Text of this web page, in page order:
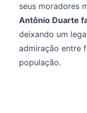
seus moradores
Antônio Duarte
deixando um
admiração entre
população.